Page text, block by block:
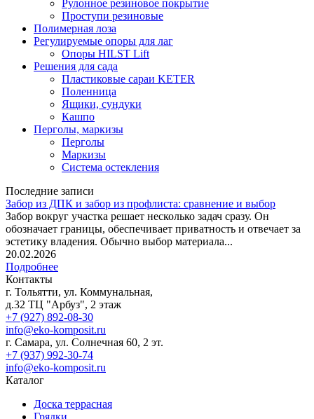
Рулонное резиновое покрытие
Проступи резиновые
Полимерная лоза
Регулируемые опоры для лаг
Опоры HILST Lift
Решения для сада
Пластиковые сараи KETER
Поленница
Ящики, сундуки
Кашпо
Перголы, маркизы
Перголы
Маркизы
Система остекления
Последние записи
Забор из ДПК и забор из профлиста: сравнение и выбор
Забор вокруг участка решает несколько задач сразу. Он
обозначает границы, обеспечивает приватность и отвечает за
эстетику владения. Обычно выбор материала...
20.02.2026
Подробнее
Контакты
г. Тольятти, ул. Коммунальная,
д.32 ТЦ "Арбуз", 2 этаж
+7 (927) 892-08-30
info@eko-komposit.ru
г. Самара, ул. Солнечная 60, 2 эт.
+7 (937) 992-30-74
info@eko-komposit.ru
Каталог
Доска террасная